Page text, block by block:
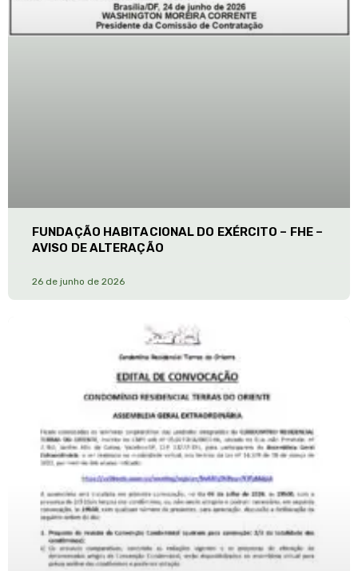
FUNDAÇÃO HABITACIONAL DO EXÉRCITO – FHE –
AVISO DE ALTERAÇÃO
26 de junho de 2026